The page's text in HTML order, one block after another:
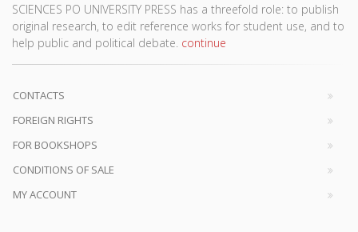
SCIENCES PO UNIVERSITY PRESS has a threefold role: to publish
original research, to edit reference works for student use, and to
help public and political debate. continue
CONTACTS
FOREIGN RIGHTS
FOR BOOKSHOPS
CONDITIONS OF SALE
MY ACCOUNT